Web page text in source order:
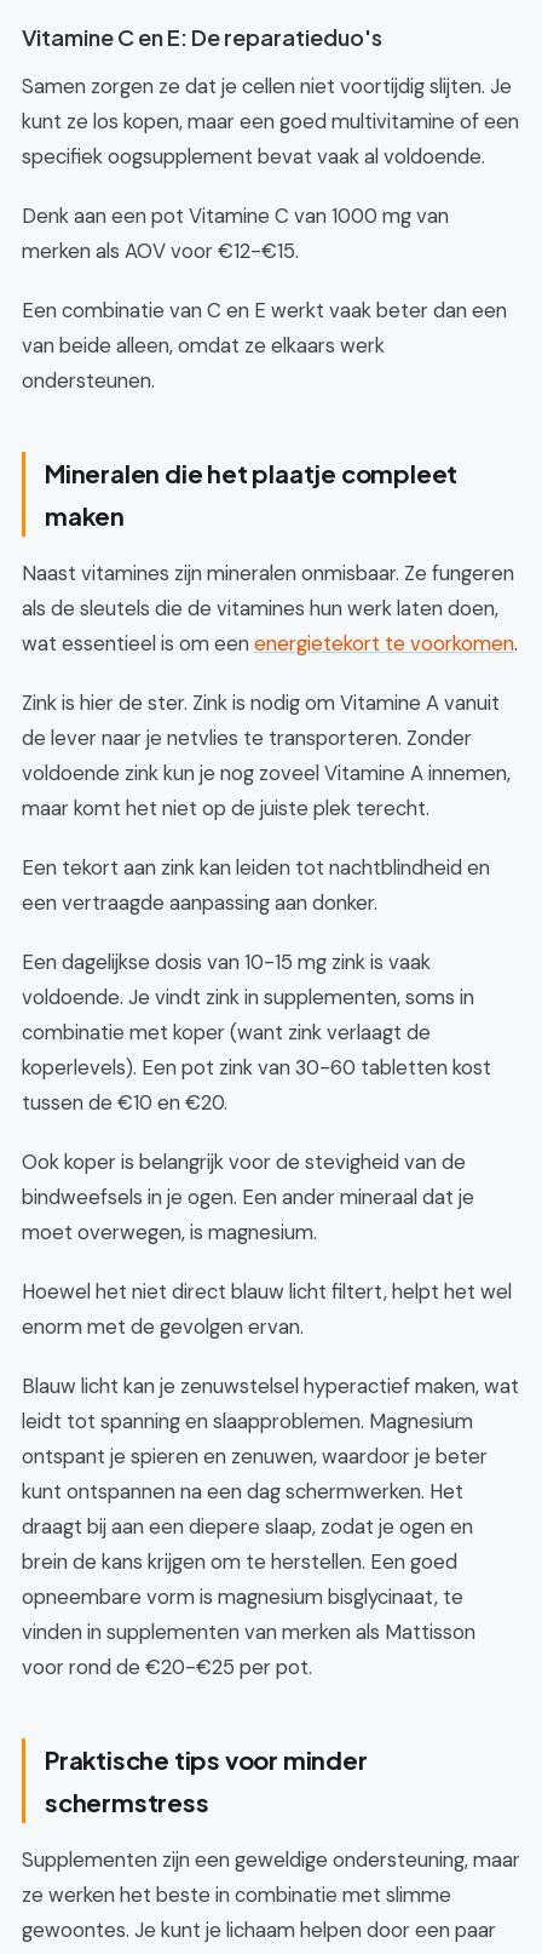
Vitamine C en E: De reparatieduo's
Samen zorgen ze dat je cellen niet voortijdig slijten. Je
kunt ze los kopen, maar een goed multivitamine of een
specifiek oogsupplement bevat vaak al voldoende.
Denk aan een pot Vitamine C van 1000 mg van
merken als AOV voor €12-€15.
Een combinatie van C en E werkt vaak beter dan een
van beide alleen, omdat ze elkaars werk
ondersteunen.
Mineralen die het plaatje compleet
maken
Naast vitamines zijn mineralen onmisbaar. Ze fungeren
als de sleutels die de vitamines hun werk laten doen,
wat essentieel is om eenenergietekort te voorkomen.
Zink is hier de ster. Zink is nodig om Vitamine A vanuit
de lever naar je netvlies te transporteren. Zonder
voldoende zink kun je nog zoveel Vitamine A innemen,
maar komt het niet op de juiste plek terecht.
Een tekort aan zink kan leiden tot nachtblindheid en
een vertraagde aanpassing aan donker.
Een dagelijkse dosis van 10-15 mg zink is vaak
voldoende. Je vindt zink in supplementen, soms in
combinatie met koper (want zink verlaagt de
koperlevels). Een pot zink van 30-60 tabletten kost
tussen de €10 en €20.
Ook koper is belangrijk voor de stevigheid van de
bindweefsels in je ogen. Een ander mineraal dat je
moet overwegen, is magnesium.
Hoewel het niet direct blauw licht filtert, helpt het wel
enorm met de gevolgen ervan.
Blauw licht kan je zenuwstelsel hyperactief maken, wat
leidt tot spanning en slaapproblemen. Magnesium
ontspant je spieren en zenuwen, waardoor je beter
kunt ontspannen na een dag schermwerken. Het
draagt bij aan een diepere slaap, zodat je ogen en
brein de kans krijgen om te herstellen. Een goed
opneembare vorm is magnesium bisglycinaat, te
vinden in supplementen van merken als Mattisson
voor rond de €20-€25 per pot.
Praktische tips voor minder
schermstress
Supplementen zijn een geweldige ondersteuning, maar
ze werken het beste in combinatie met slimme
gewoontes. Je kunt je lichaam helpen door een paar